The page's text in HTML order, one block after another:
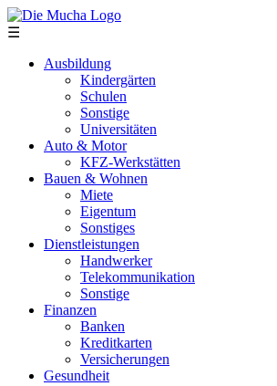
Direkt zum Inhalt
☰
Ausbildung
Kindergärten
Schulen
Sonstige
Universitäten
Auto & Motor
KFZ-Werkstätten
Bauen & Wohnen
Miete
Eigentum
Sonstiges
Dienstleistungen
Handwerker
Telekommunikation
Sonstige
Finanzen
Banken
Kreditkarten
Versicherungen
Gesundheit